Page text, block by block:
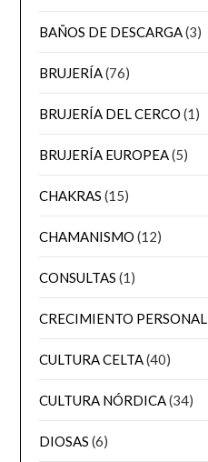
BAÑOS DE DESCARGA(3)
BRUJERÍA(76)
BRUJERÍA DEL CERCO (1)
BRUJERÍA EUROPEA(5)
CHAKRAS (15)
CHAMANISMO (12)
CONSULTAS (1)
CRECIMIENTO PERSONAL
CULTURA CELTA(40)
CULTURA NÓRDICA(34)
DIOSAS (6)